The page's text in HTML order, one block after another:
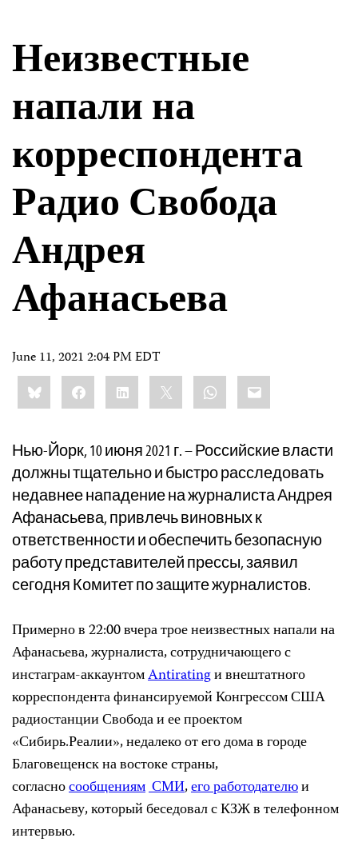
Неизвестные
напали на
корреспондента
Радио Свобода
Андрея
Афанасьева
June 11, 2021 2:04 PM EDT
Share
this:BlueskyFacebookLinkedIn WhatsApp
Email
Нью-Йорк, 10 июня 2021 г. – Российские власти
должны тщательно и быстро расследовать
недавнее нападение на журналиста Андрея
Афанасьева, привлечь виновных к
ответственности и обеспечить безопасную
работу представителей прессы, заявил
сегодня Комитет по защите журналистов.
Примерно в 22:00 вчера трое неизвестных напали на
Афанасьева, журналиста, сотрудничающего с
инстаграм-аккаунтомAntiratingи внештатного
корреспондента финансируемой Конгрессом США
радиостанции Свобода и ее проектом
«Сибирь.Реалии», недалеко от его дома в городе
Благовещенск на востоке страны,
согласносообщениямСМИ,его работодателюи
Афанасьеву, который беседовал с КЗЖ в телефонном
интервью.